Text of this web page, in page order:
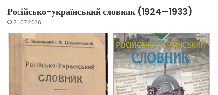
Російсько-український словник (1924—1933)
31.07.2026